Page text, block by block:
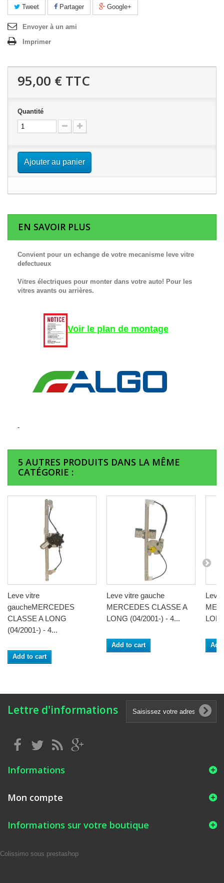
Tweet Partager Google+
Envoyer à un ami
Imprimer
95,00 € TTC
Quantité
Ajouter au panier
EN SAVOIR PLUS
Convient pour un echange de votre mecanisme leve vitre
defectueux
Vitres électriques pour monter dans votre auto! Pour les
vitres avants ou arrières.
Voir le plan de montage
5 AUTRES PRODUITS DANS LA MÊME
CATÉGORIE :
Leve vitre
gaucheMERCEDES
CLASSE A LONG
(04/2001-) - 4...
Add to cart
Leve vitre gauche
MERCEDES CLASSE A
LONG (04/2001-) - 4...
Add to cart
Leve
Lettre d'informations
Informations
Mon compte
Informations sur votre boutique
Colissimo sous prestashop